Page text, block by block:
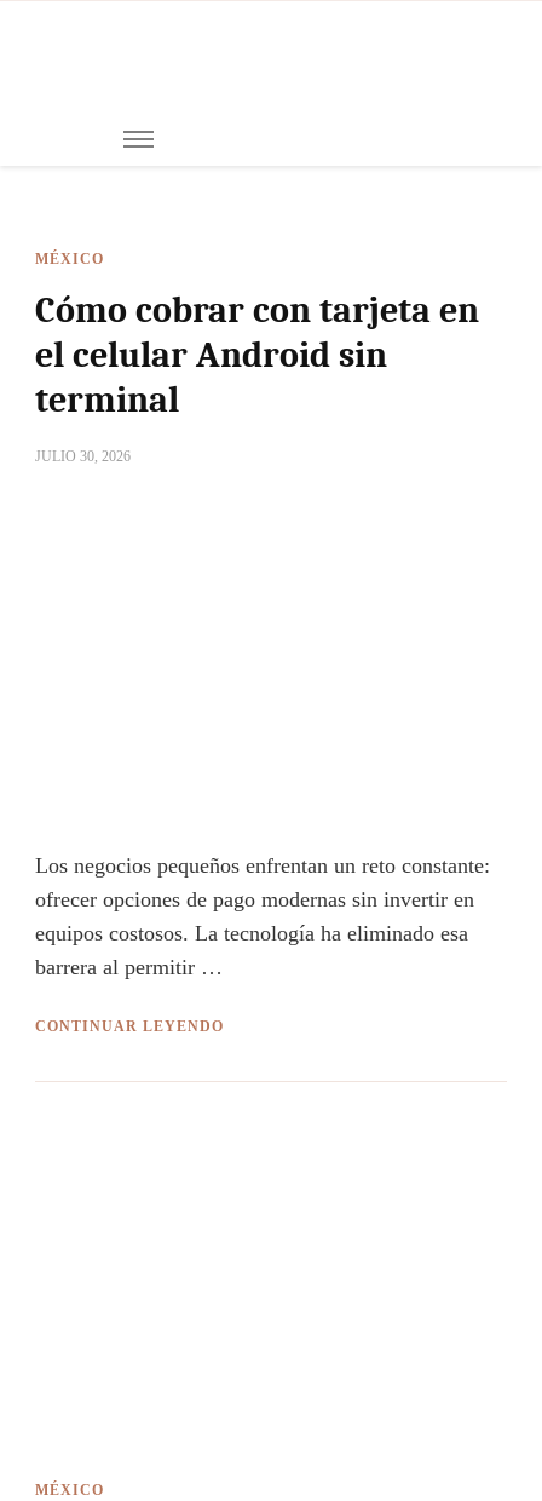
MÉXICO
Cómo cobrar con tarjeta en
el celular Android sin
terminal
JULIO 30, 2026
Los negocios pequeños enfrentan un reto constante:
ofrecer opciones de pago modernas sin invertir en
equipos costosos. La tecnología ha eliminado esa
barrera al permitir …
CONTINUAR LEYENDO
MÉXICO